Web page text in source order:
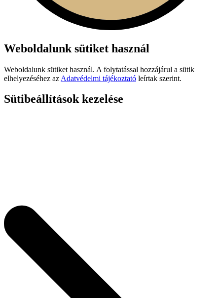
Weboldalunk sütiket használ
Weboldalunk sütiket használ. A folytatással hozzájárul a sütik
elhelyezéséhez az Adatvédelmi tájékoztató leírtak szerint.
Sütibeállítások kezelése